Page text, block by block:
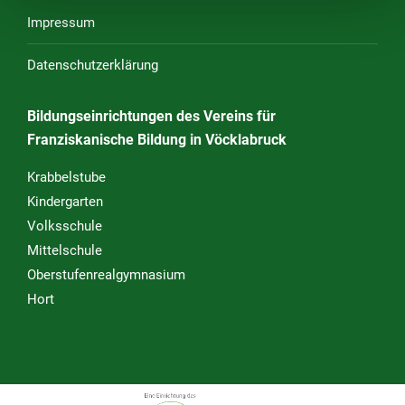
Impressum
Datenschutzerklärung
Bildungseinrichtungen des Vereins für
Franziskanische Bildung in Vöcklabruck
Krabbelstube
Kindergarten
Volksschule
Mittelschule
Oberstufenrealgymnasium
Hort